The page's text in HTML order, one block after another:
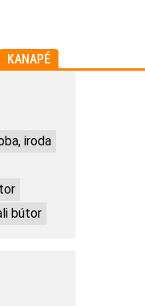
KANAPÉ
iroda
bútor